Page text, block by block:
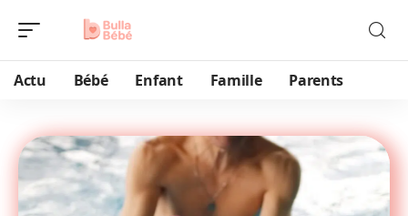
Actu Bébé Enfant Famille Parents